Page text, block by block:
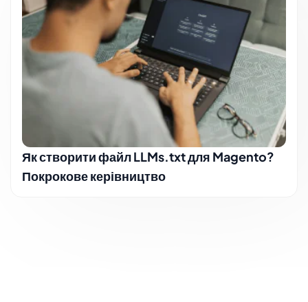
Як створити файл LLMs.txt для Magento?
Покрокове керівництво